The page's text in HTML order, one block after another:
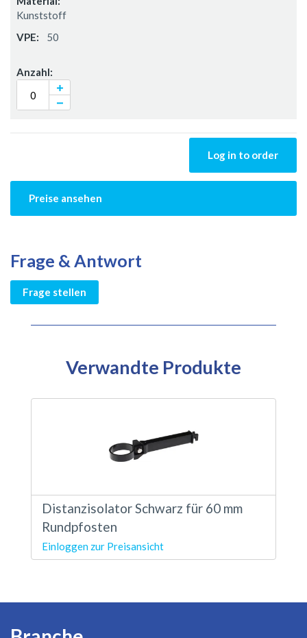
Kunststoff
50
Log in to order
Preise ansehen
Frage & Antwort
Frage stellen
Verwandte Produkte
Distanzisolator Schwarz für 60 mm
Rundpfosten
Einloggen zur Preisansicht